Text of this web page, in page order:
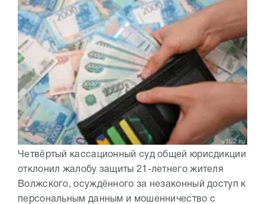
Четвёртый кассационный суд общей юрисдикции
отклонил жалобу защиты 21-летнего жителя
Волжского, осуждённого за незаконный доступ к
персональным данным и мошенничество с